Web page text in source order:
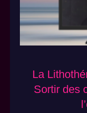
La
Sortir des